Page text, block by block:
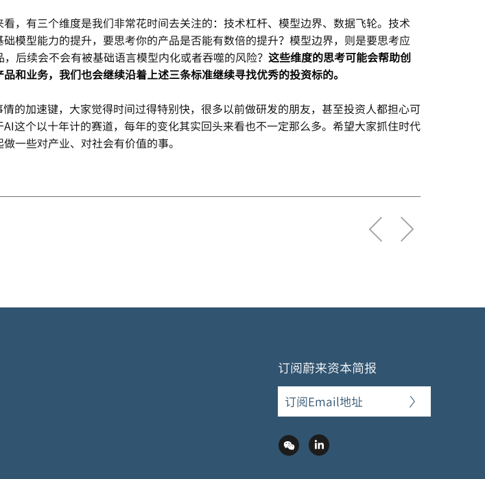
，有三个维度是我们非常花时间去关注的：技术杠杆、模型边界、数据飞轮。技术
模型能力的提升，要思考你的产品是否能有数倍的提升？模型边界，则是要思考应
后续会不会有被基础语言模型内化或者吞噬的风险？ 这些维度的思考可能会帮助创
和业务，我们也会继续沿着上述三条标准继续寻找优秀的投资标的。
的加速键，大家觉得时间过得特别快，很多以前做研发的朋友，甚至投资人都担心可
这个以十年计的赛道，每年的变化其实回头来看也不一定那么多。希望大家抓住时代
一些对产业、对社会有价值的事。
订阅蔚来资本简报